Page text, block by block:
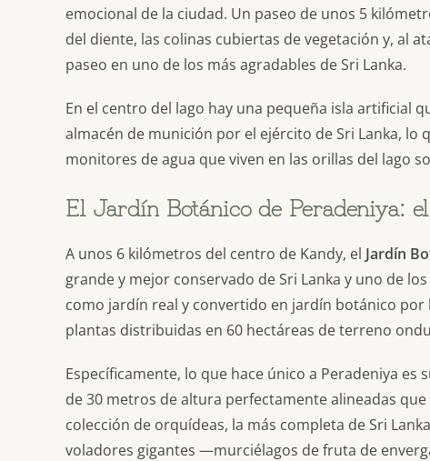
emocional de la ciudad. Un paseo de unos 5
del diente, las colinas cubiertas de vegetación y, al
paseo en uno de los más agradables de Sri Lanka.
En el centro del lago hay una pequeña isla artificial
almacén de munición por el ejército de Sri Lanka, lo
monitores de agua que viven en las orillas del lago
El Jardín Botánico de Peradeniya:
A unos 6 kilómetros del centro de Kandy, el Jardín
grande y mejor conservado de Sri Lanka y uno de
como jardín real y convertido en jardín botánico por
plantas distribuidas en 60 hectáreas de terreno
Específicamente, lo que hace único a Peradeniya es
de 30 metros de altura perfectamente alineadas
colección de orquídeas, la más completa de Sri
voladores gigantes —murciélagos de fruta de